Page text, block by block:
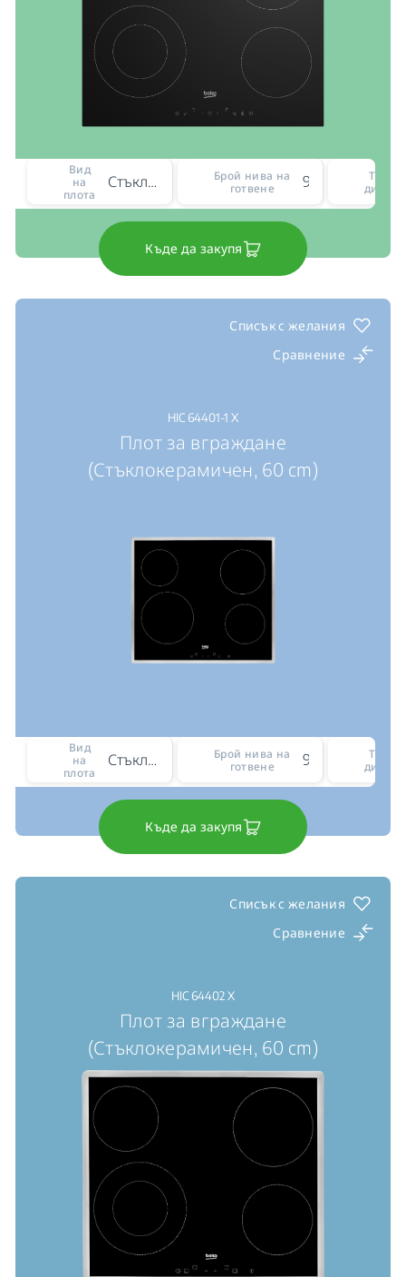
Вид
на
плота
Стъклокерамичен
Брой нива на
готвене
Тип на
Къде да закупя
Списък с желания
Сравнение
HIC 64401-1 X
Плот за вграждане
(Стъклокерамичен, 60 cm)
Вид
на
плота
Стъклокерамичен
Брой нива на
готвене
Тип на
Къде да закупя
Списък с желания
Сравнение
HIC 64402 X
Плот за вграждане
(Стъклокерамичен, 60 cm)